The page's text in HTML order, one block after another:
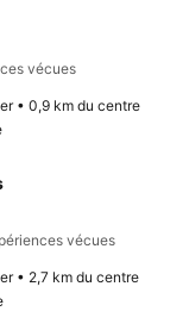
vécues
• 0,9 km du centre
vécues
• 2,7 km du centre